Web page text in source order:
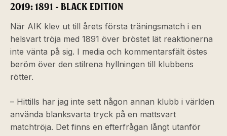
2019: 1891 - BLACK EDITION
När AIK klev ut till årets första träningsmatch i en
helsvart tröja med 1891 över bröstet lät reaktionerna
inte vänta på sig. I media och kommentarsfält östes
beröm över den stilrena hyllningen till klubbens
rötter.
– Hittills har jag inte sett någon annan klubb i världen
använda blanksvarta tryck på en mattsvart
matchtröja. Det finns en efterfrågan långt utanför